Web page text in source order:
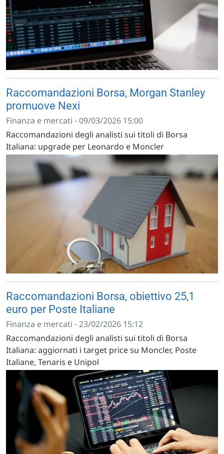
Raccomandazioni Borsa, Morgan Stanley
promuove Nexi
Finanza e mercati - 09/03/2026 15:00
Raccomandazioni degli analisti sui titoli di Borsa
Italiana: upgrade per Leonardo e Moncler
Raccomandazioni Borsa, obiettivo 25,1
euro per Poste Italiane
Finanza e mercati - 23/02/2026 15:12
Raccomandazioni degli analisti sui titoli di Borsa
Italiana: aggiornati i target price su Moncler, Poste
Italiane, Tenaris e Unipol